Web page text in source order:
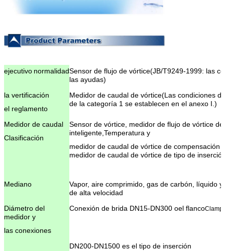
ejecutivo normalidadSensor de flujo de vórtice(JB/T9249-1999: las
las ayudas)
la vertificación
el reglamento
Medidor de caudal de vórtice(Las condiciones
de la categoría 1 se establecen en el anexo I. )
Medidor de caudal
Clasificación
Sensor de vórtice, medidor de flujo de vórtice
inteligente, Temperatura y
medidor de caudal de vórtice de compensación
medidor de caudal de vórtice de tipo de
Mediano
Vapor, aire comprimido, gas de carbón, líquido
de alta velocidad
Diámetro del
medidor y
las conexiones
Conexión de brida DN15-DN300 oel flanco
DN200-DN1500 es el tipo de inserción